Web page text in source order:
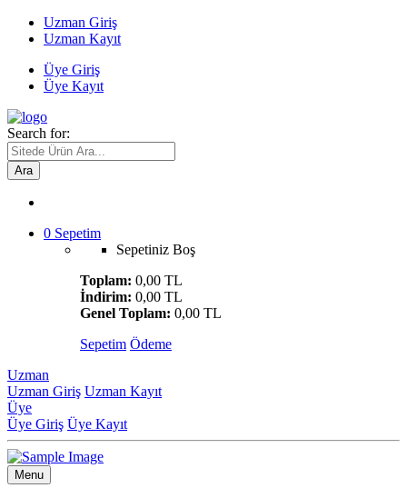
Uzman Giriş
Uzman Kayıt
Üye Giriş
Üye Kayıt
Search for:
Ara
0 Sepetim
Sepetiniz Boş
Toplam: 0,00 TL
İndirim: 0,00 TL
Genel Toplam: 0,00 TL
Sepetim Ödeme
Uzman
Uzman Giriş Uzman Kayıt
Üye
Üye Giriş Üye Kayıt
Menu